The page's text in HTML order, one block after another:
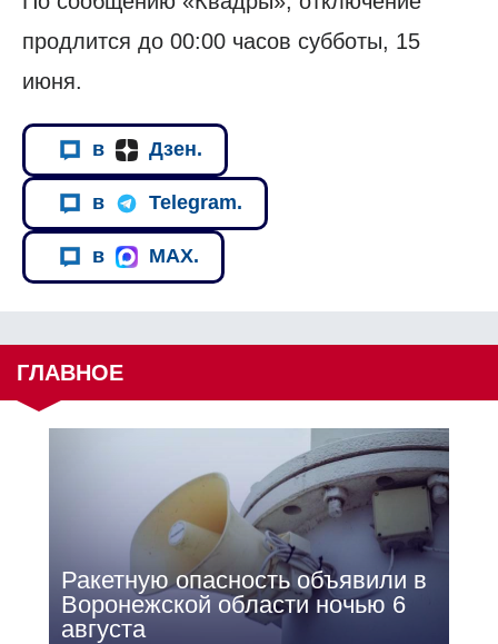
продлится до 00:00 часов субботы, 15
июня.
в Дзен.
в Telegram.
в MAX.
ГЛАВНОЕ
Ракетную опасность объявили в
Воронежской области ночью 6
августа